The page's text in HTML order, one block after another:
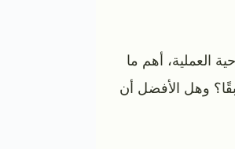
العملية، أهم ما
وهل الأفضل أن